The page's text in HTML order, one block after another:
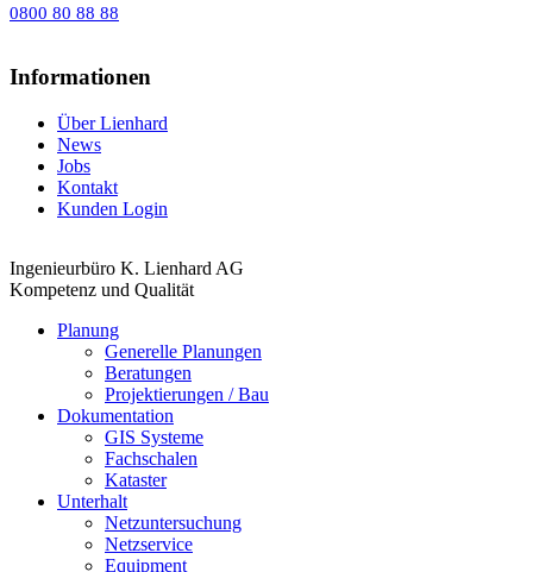
0800 80 88 88
Informationen
Über Lienhard
News
Jobs
Kontakt
Kunden Login
Ingenieurbüro K. Lienhard AG
Kompetenz und Qualität
Planung
Generelle Planungen
Beratungen
Projektierungen / Bau
Dokumentation
GIS Systeme
Fachschalen
Kataster
Unterhalt
Netzuntersuchung
Netzservice
Equipment